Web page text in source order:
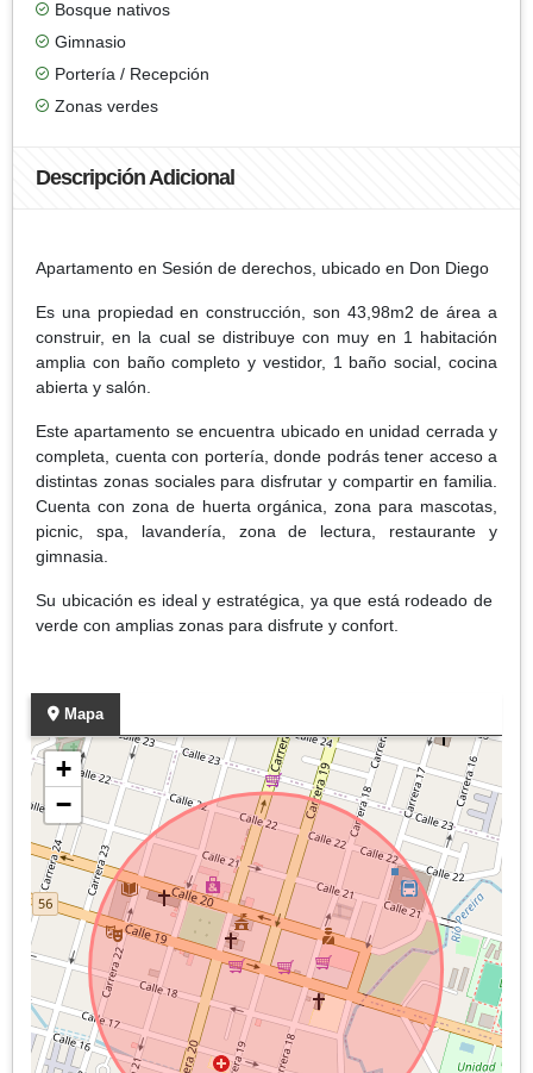
Bosque nativos
Gimnasio
Portería / Recepción
Zonas verdes
Descripción Adicional
Apartamento en Sesión de derechos, ubicado en Don Diego
Es una propiedad en construcción, son 43,98m2 de área a
construir, en la cual se distribuye con muy en 1 habitación
amplia con baño completo y vestidor, 1 baño social, cocina
abierta y salón.
Este apartamento se encuentra ubicado en unidad cerrada y
completa, cuenta con portería, donde podrás tener acceso a
distintas zonas sociales para disfrutar y compartir en familia.
Cuenta con zona de huerta orgánica, zona para mascotas,
picnic, spa, lavandería, zona de lectura, restaurante y
gimnasia.
Su ubicación es ideal y estratégica, ya que está rodeado de
verde con amplias zonas para disfrute y confort.
Mapa
+
−